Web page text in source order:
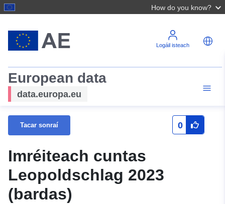
How do you know?
Logáil isteach
European data
data.europa.eu
Tacar sonraí 0
Imréiteach cuntas
Leopoldschlag 2023
(bardas)